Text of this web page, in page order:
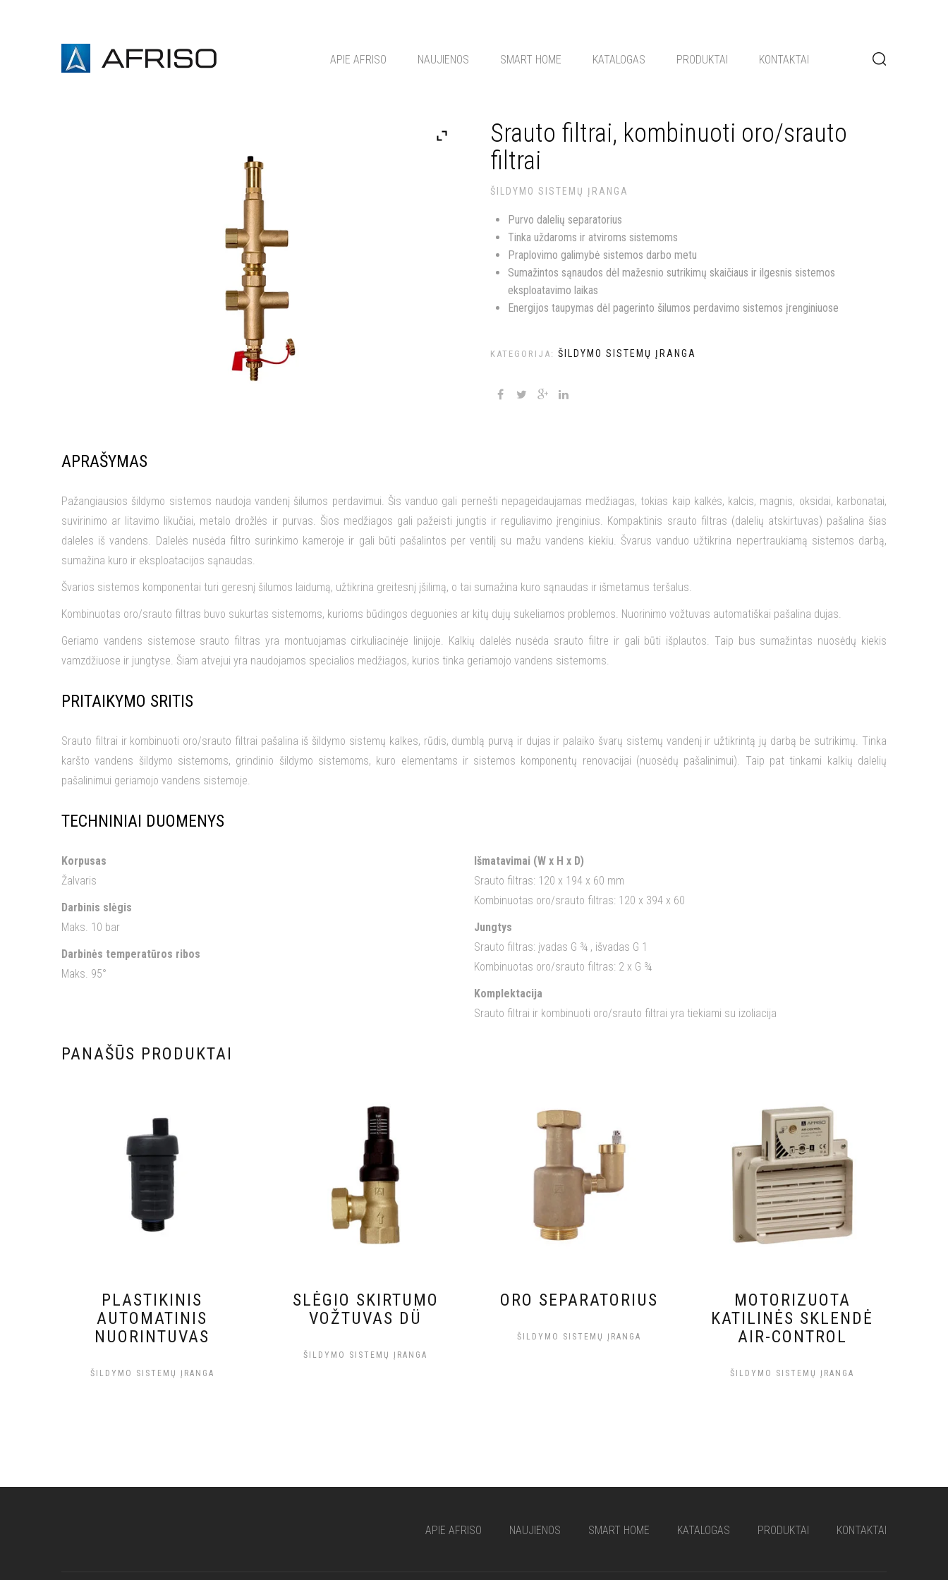
APIE AFRISO NAUJIENOS SMART HOME KATALOGAS PRODUKTAI KONTAKTAI
Srauto filtrai, kombinuoti oro/srauto
filtrai
ŠILDYMO SISTEMŲ ĮRANGA
Purvo dalelių separatorius
Tinka uždaroms ir atviroms sistemoms
Praplovimo galimybė sistemos darbo metu
Sumažintos sąnaudos dėl mažesnio sutrikimų skaičiaus ir ilgesnis sistemos
eksploatavimo laikas
Energijos taupymas dėl pagerinto šilumos perdavimo sistemos įrenginiuose
KATEGORIJA:ŠILDYMO SISTEMŲ ĮRANGA
APRAŠYMAS
Pažangiausios šildymo sistemos naudoja vandenį šilumos perdavimui. Šis vanduo gali pernešti nepageidaujamas medžiagas, tokias kaip kalkės, kalcis, magnis, oksidai, karbonatai,
suvirinimo ar litavimo likučiai, metalo drožlės ir purvas. Šios medžiagos gali pažeisti jungtis ir reguliavimo įrenginius. Kompaktinis srauto filtras (dalelių atskirtuvas) pašalina šias
daleles iš vandens. Dalelės nusėda filtro surinkimo kameroje ir gali būti pašalintos per ventilį su mažu vandens kiekiu. Švarus vanduo užtikrina nepertraukiamą sistemos darbą,
sumažina kuro ir eksploatacijos sąnaudas.
Švarios sistemos komponentai turi geresnį šilumos laidumą, užtikrina greitesnį įšilimą, o tai sumažina kuro sąnaudas ir išmetamus teršalus.
Kombinuotas oro/srauto filtras buvo sukurtas sistemoms, kurioms būdingos deguonies ar kitų dujų sukeliamos problemos. Nuorinimo vožtuvas automatiškai pašalina dujas.
Geriamo vandens sistemose srauto filtras yra montuojamas cirkuliacinėje linijoje. Kalkių dalelės nusėda srauto filtre ir gali būti išplautos. Taip bus sumažintas nuosėdų kiekis
vamzdžiuose ir jungtyse. Šiam atvejui yra naudojamos specialios medžiagos, kurios tinka geriamojo vandens sistemoms.
PRITAIKYMO SRITIS
Srauto filtrai ir kombinuoti oro/srauto filtrai pašalina iš šildymo sistemų kalkes, rūdis, dumblą purvą ir dujas ir palaiko švarų sistemų vandenį ir užtikrintą jų darbą be sutrikimų. Tinka
karšto vandens šildymo sistemoms, grindinio šildymo sistemoms, kuro elementams ir sistemos komponentų renovacijai (nuosėdų pašalinimui). Taip pat tinkami kalkių dalelių
pašalinimui geriamojo vandens sistemoje.
TECHNINIAI DUOMENYS
Korpusas
Žalvaris
Darbinis slėgis
Maks. 10 bar
Darbinės temperatūros ribos
Maks. 95°
Išmatavimai (W x H x D)
Srauto filtras: 120 x 194 x 60 mm
Kombinuotas oro/srauto filtras: 120 x 394 x 60
Jungtys
Srauto filtras: įvadas G ¾ , išvadas G 1
Kombinuotas oro/srauto filtras: 2 x G ¾
Komplektacija
Srauto filtrai ir kombinuoti oro/srauto filtrai yra tiekiami su izoliacija
PANAŠŪS PRODUKTAI
PLASTIKINIS
AUTOMATINIS
NUORINTUVAS
ŠILDYMO SISTEMŲ ĮRANGA
SLĖGIO SKIRTUMO
VOŽTUVAS DÜ
ŠILDYMO SISTEMŲ ĮRANGA
ORO SEPARATORIUS
ŠILDYMO SISTEMŲ ĮRANGA
MOTORIZUOTA
KATILINĖS SKLENDĖ
AIR-CONTROL
ŠILDYMO SISTEMŲ ĮRANGA
APIE AFRISO NAUJIENOS SMART HOME KATALOGAS PRODUKTAI KONTAKTAI